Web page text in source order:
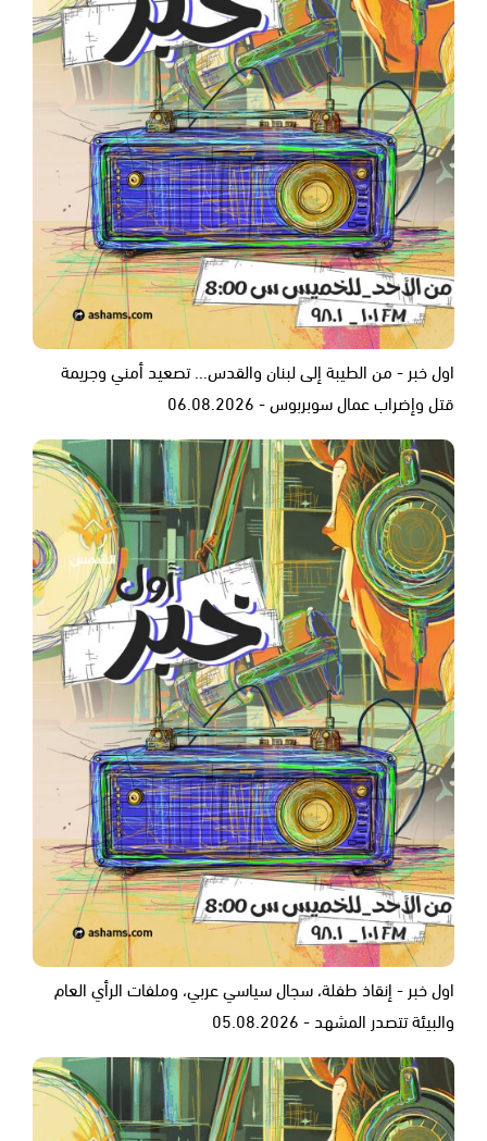
اول خبر - من الطيبة إلى لبنان والقدس... تصعيد أمني وجريمة
قتل وإضراب عمال سوبربوس - 06.08.2026
اول خبر - إنقاذ طفلة، سجال سياسي عربي، وملفات الرأي العام
والبيئة تتصدر المشهد - 05.08.2026